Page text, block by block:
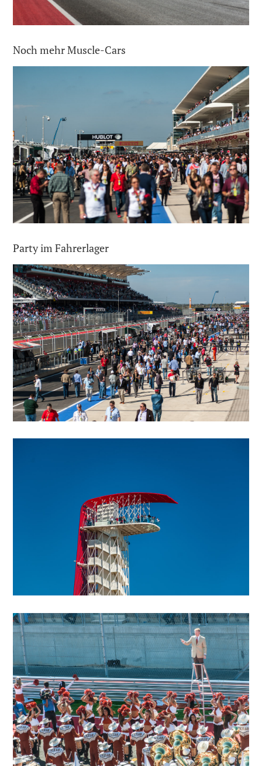
Noch mehr Muscle-Cars
Party im Fahrerlager